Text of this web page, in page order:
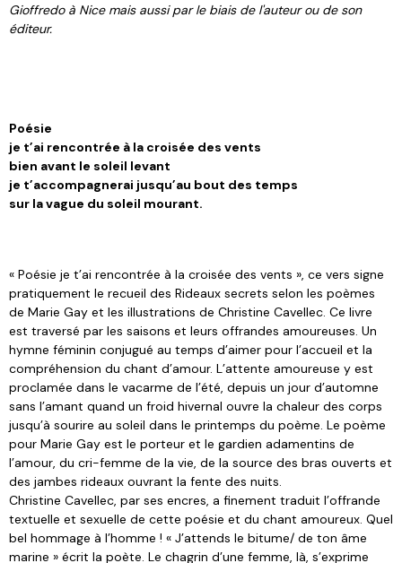
Gioffredo à Nice mais aussi par le biais de l'auteur ou de son
éditeur.
Poésie
je t’ai rencontrée à la croisée des vents
bien avant le soleil levant
je t’accompagnerai jusqu’au bout des temps
sur la vague du soleil mourant.
« Poésie je t’ai rencontrée à la croisée des vents », ce vers signe
pratiquement le recueil des Rideaux secrets selon les poèmes
de Marie Gay et les illustrations de Christine Cavellec. Ce livre
est traversé par les saisons et leurs offrandes amoureuses. Un
hymne féminin conjugué au temps d’aimer pour l’accueil et la
compréhension du chant d’amour. L’attente amoureuse y est
proclamée dans le vacarme de l’été, depuis un jour d’automne
sans l’amant quand un froid hivernal ouvre la chaleur des corps
jusqu’à sourire au soleil dans le printemps du poème. Le poème
pour Marie Gay est le porteur et le gardien adamentins de
l’amour, du cri-femme de la vie, de la source des bras ouverts et
des jambes rideaux ouvrant la fente des nuits.
Christine Cavellec, par ses encres, a finement traduit l’offrande
textuelle et sexuelle de cette poésie et du chant amoureux. Quel
bel hommage à l’homme ! « J’attends le bitume/ de ton âme
marine » écrit la poète. Le chagrin d’une femme, là, s’exprime